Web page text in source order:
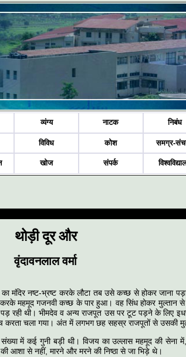
व्यंग्य नाटक निबंध
विविध कोश समग्र-
खोज संपर्क
थोड़ी दूर और
वृंदावनलाल वर्मा
नष्ट-भ्रष्ट करके लौटा तब उसे कच्छ से होकर जाना
करके महमूद गजनवी कच्छ के पार हुआ। वह सिंध होकर मुल्तान से
रही थी। भीमदेव व अन्य राजपूत उस पर टूट पड़ने के लिए
चला गया। अंत में लगभग छह सहस्र राजपूतों से उसकी
में कई गुनी बड़ी थी। विजय का उल्लास महमूद की सेना में,
आशा से नहीं, मारने और मरने की निष्ठा से जा भिड़े थे।